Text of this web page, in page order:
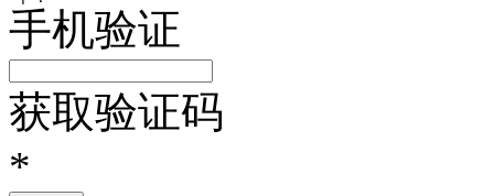
手机验证
获取验证码
*